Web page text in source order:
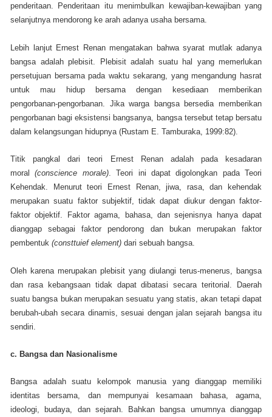
penderitaan. Penderitaan itu menimbulkan kewajiban-kewajiban yang
selanjutnya mendorong ke arah adanya usaha bersama.
Lebih lanjut Ernest Renan mengatakan bahwa syarat mutlak adanya
bangsa adalah plebisit. Plebisit adalah suatu hal yang memerlukan
persetujuan bersama pada waktu sekarang, yang mengandung hasrat
untuk mau hidup bersama dengan kesediaan memberikan
pengorbanan-pengorbanan. Jika warga bangsa bersedia memberikan
pengorbanan bagi eksistensi bangsanya, bangsa tersebut tetap bersatu
dalam kelangsungan hidupnya (Rustam E. Tamburaka, 1999:82).
Titik pangkal dari teori Ernest Renan adalah pada kesadaran
moral(conscience morale). Teori ini dapat digolongkan pada Teori
Kehendak. Menurut teori Ernest Renan, jiwa, rasa, dan kehendak
merupakan suatu faktor subjektif, tidak dapat diukur dengan faktor-
faktor objektif. Faktor agama, bahasa, dan sejenisnya hanya dapat
dianggap sebagai faktor pendorong dan bukan merupakan faktor
pembentuk (consttuief element) dari sebuah bangsa.
Oleh karena merupakan plebisit yang diulangi terus-menerus, bangsa
dan rasa kebangsaan tidak dapat dibatasi secara teritorial. Daerah
suatu bangsa bukan merupakan sesuatu yang statis, akan tetapi dapat
berubah-ubah secara dinamis, sesuai dengan jalan sejarah bangsa itu
sendiri.
c. Bangsa dan Nasionalisme
Bangsa adalah suatu kelompok manusia yang dianggap memiliki
identitas bersama, dan mempunyai kesamaan bahasa, agama,
ideologi, budaya, dan sejarah. Bahkan bangsa umumnya dianggap